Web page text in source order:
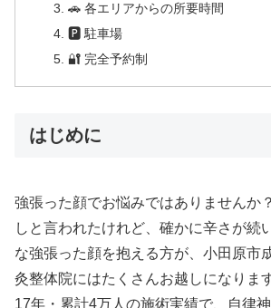
🚗 各エリアからの所要時間
🅿 駐車場
🔐 完全予約制
はじめに
強張った顔でお悩みではありませんか
しと言われたけれど、確かに辛さが
な強張った顔を抱える方が、小田原市
灸整体院にはたくさんお越しになりま
17年・累計4万人の施術実績で、自律